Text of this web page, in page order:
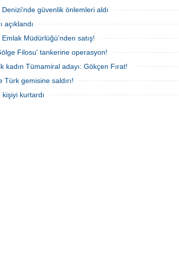
Denizi'nde güvenlik önlemleri aldı
açıklandı
Müdürlüğü’nden satış!
Filosu' tankerine operasyon!
kadın Tümamiral adayı: Gökçen Fırat!
Türk gemisine saldırı!
kurtardı